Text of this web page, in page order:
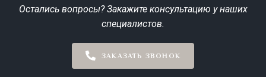
Остались вопросы? Закажите консультацию у наших
специалистов.
ЗАКАЗАТЬ ЗВОНОК